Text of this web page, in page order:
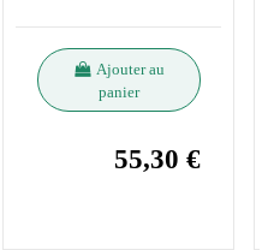
Ajouter au
panier
55,30 €